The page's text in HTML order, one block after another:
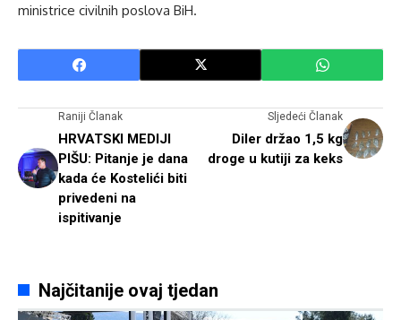
ministrice civilnih poslova BiH.
Raniji Članak
HRVATSKI MEDIJI
PIŠU: Pitanje je dana
kada će Kostelići biti
privedeni na
ispitivanje
Sljedeći Članak
Diler držao 1,5 kg
droge u kutiji za keks
Najčitanije ovaj tjedan